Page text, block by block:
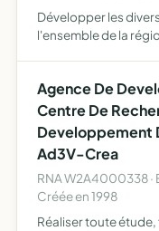
Développer les
l'ensemble de la
contre…
Agence De
Centre De
Developpement
Ad3V-Crea
RNA W2A4000338
Créée en 1998
Réaliser toute